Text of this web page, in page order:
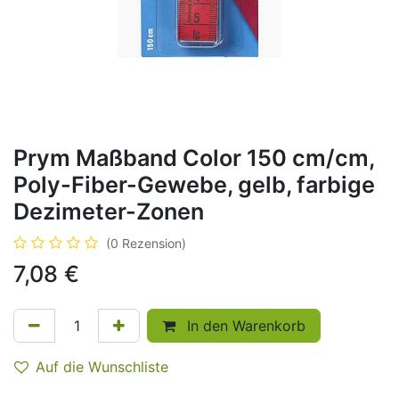
Prym Maßband Color 150 cm/cm,
Poly-Fiber-Gewebe, gelb, farbige
Dezimeter-Zonen
(0 Rezension)
7,08 €
In den Warenkorb
Auf die Wunschliste